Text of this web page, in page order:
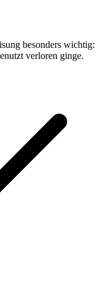
besonders wichtig:
verloren ginge.